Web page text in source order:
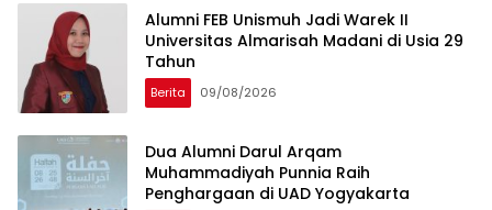
Alumni FEB Unismuh Jadi Warek II
Universitas Almarisah Madani di Usia 29
Tahun
Berita 09/08/2026
Dua Alumni Darul Arqam
Muhammadiyah Punnia Raih
Penghargaan di UAD Yogyakarta